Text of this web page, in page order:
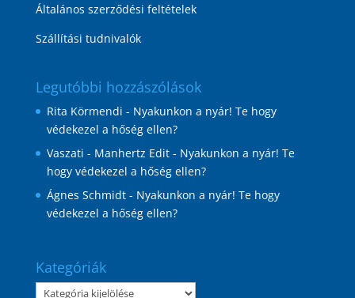
Általános szerződési feltételek
Szállítási tudnivalók
Legutóbbi hozzászólások
Rita Körmendi - Nyakunkon a nyár! Te hogy
védekezel a hőség ellen?
Vaszati - Manhertz Edit- Nyakunkon a nyár! Te
hogy védekezel a hőség ellen?
Ágnes Schmidt- Nyakunkon a nyár! Te hogy
védekezel a hőség ellen?
Kategóriák
Kategóriák